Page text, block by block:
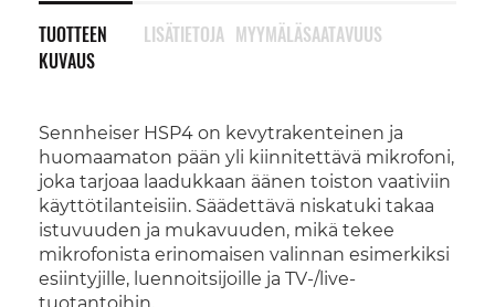
TUOTTEEN
KUVAUS
Sennheiser HSP4 on kevytrakenteinen ja
huomaamaton pään yli kiinnitettävä mikrofoni,
joka tarjoaa laadukkaan äänen toiston vaativiin
käyttötilanteisiin. Säädettävä niskatuki takaa
istuvuuden ja mukavuuden, mikä tekee
mikrofonista erinomaisen valinnan esimerkiksi
esiintyjille, luennoitsijoille ja TV-/live-
LISÄTIETOJA MYYMÄLÄSAATAVUUS